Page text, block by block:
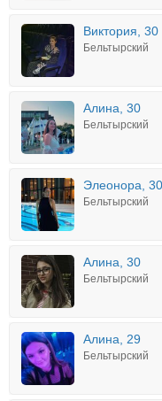
Виктория, 30
Бельтырский
Алина, 30
Бельтырский
Элеонора, 30
Бельтырский
Алина, 30
Бельтырский
Алина, 29
Бельтырский